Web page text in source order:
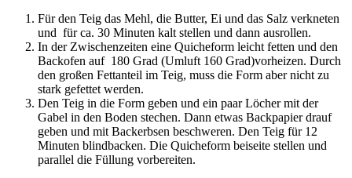
Für den Teig das Mehl, die Butter, Ei und das Salz verkneten
und für ca. 30 Minuten kalt stellen und dann ausrollen.
In der Zwischenzeiten eine Quicheform leicht fetten und den
Backofen auf 180 Grad (Umluft 160 Grad)vorheizen. Durch
den großen Fettanteil im Teig, muss die Form aber nicht zu
stark gefettet werden.
Den Teig in die Form geben und ein paar Löcher mit der
Gabel in den Boden stechen. Dann etwas Backpapier drauf
geben und mit Backerbsen beschweren. Den Teig für 12
Minuten blindbacken. Die Quicheform beiseite stellen und
parallel die Füllung vorbereiten.